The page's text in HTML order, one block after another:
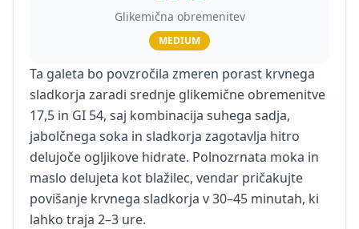
Glikemična obremenitev
MEDIUM
Ta galeta bo povzročila zmeren porast krvnega
sladkorja zaradi srednje glikemične obremenitve
17,5 in GI 54, saj kombinacija suhega sadja,
jabolčnega soka in sladkorja zagotavlja hitro
delujoče ogljikove hidrate. Polnozrnata moka in
maslo delujeta kot blažilec, vendar pričakujte
povišanje krvnega sladkorja v 30–45 minutah, ki
lahko traja 2–3 ure.